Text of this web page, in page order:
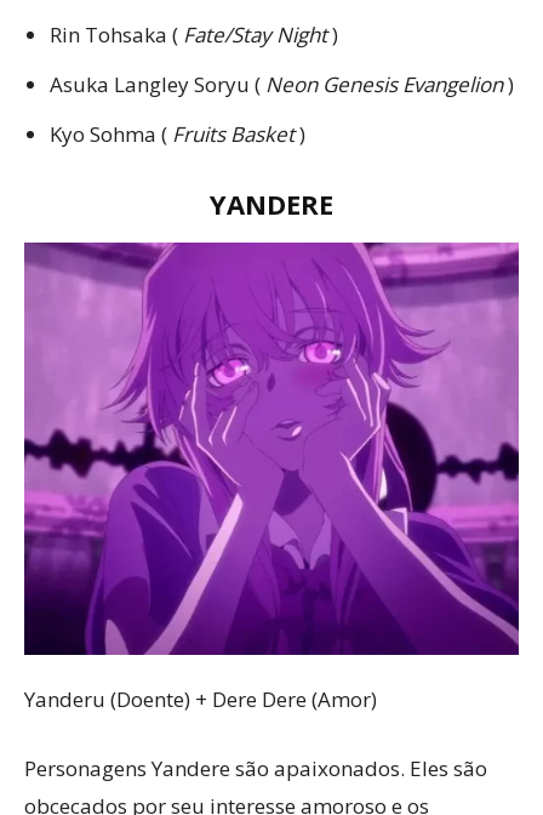
Rin Tohsaka ( Fate/Stay Night)
Asuka Langley Soryu ( Neon Genesis Evangelion)
Kyo Sohma ( Fruits Basket)
YANDERE
Yanderu (Doente) + Dere Dere (Amor)
Personagens Yandere são apaixonados. Eles são
obcecados por seu interesse amoroso e os